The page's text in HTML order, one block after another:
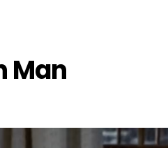
Man